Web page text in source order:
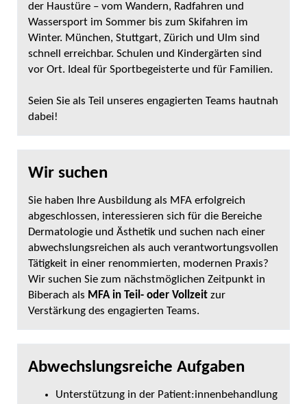
der Haustüre – vom Wandern, Radfahren und
Wassersport im Sommer bis zum Skifahren im
Winter. München, Stuttgart, Zürich und Ulm sind
schnell erreichbar. Schulen und Kindergärten sind
vor Ort. Ideal für Sportbegeisterte und für Familien.
Seien Sie als Teil unseres engagierten Teams hautnah
dabei!
Wir suchen
Sie haben Ihre Ausbildung als MFA erfolgreich
abgeschlossen, interessieren sich für die Bereiche
Dermatologie und Ästhetik und suchen nach einer
abwechslungsreichen als auch verantwortungsvollen
Tätigkeit in einer renommierten, modernen Praxis?
Wir suchen Sie zum nächstmöglichen Zeitpunkt in
Biberach als MFA in Teil- oder Vollzeit zur
Verstärkung des engagierten Teams.
Abwechslungsreiche Aufgaben
Unterstützung in der Patient:innenbehandlung